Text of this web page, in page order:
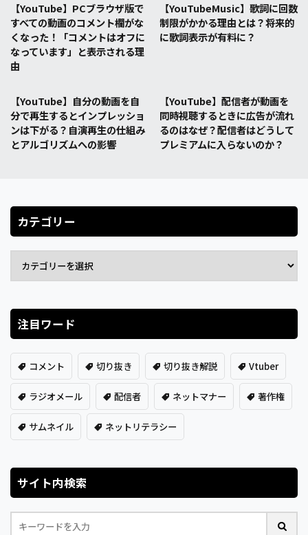
【YouTube】PCブラウザ版で
すべての動画のコメント欄がな
くなった！「コメントはオフに
なっています」と表示される理
由
【YouTubeMusic】歌詞に回数
制限がかかる理由とは？将来的
に歌詞表示が有料に？
【YouTube】自分の動画を自
分で再生するとインプレッショ
ンは下がる？自演再生の仕組み
とアルゴリズムへの影響
【YouTube】配信者が動画を
同時視聴するときに広告が流れ
るのはなぜ？配信者はどうして
プレミアムに入らないのか？
カテゴリー
注目ワード
コメント 切り抜き 切り抜き解説 Vtuber
ラジオメール 配信者 ネットマナー 著作権
サムネイル ネットリテラシー
サイト内検索